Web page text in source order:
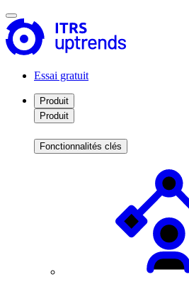
Essai gratuit
Produit
Produit
Fonctionnalités clés